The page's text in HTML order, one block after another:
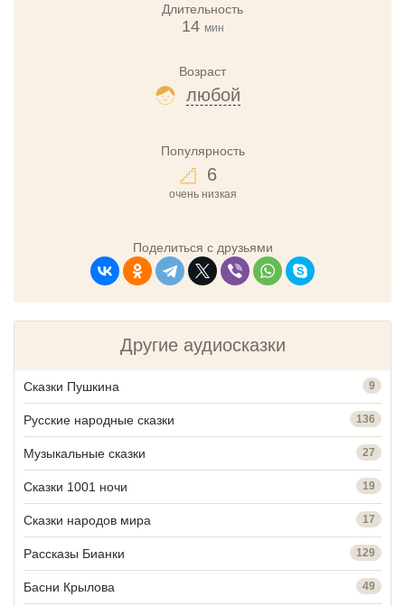
Длительность
14 мин
Возраст
любой
Популярность
6
очень низкая
Поделиться с друзьями
Другие аудиосказки
Сказки Пушкина 9
Русские народные сказки 136
Музыкальные сказки 27
Сказки 1001 ночи 19
Сказки народов мира 17
Рассказы Бианки 129
Басни Крылова 49